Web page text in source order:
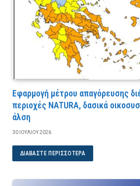
Εφαρμογή μέτρου απαγόρευσης
περιοχές NATURA, δασικά
άλση
30 ΙΟΥΛΊΟΥ 2026
ΔΙΑΒΆΣΤΕ ΠΕΡΙΣΣΌΤΕΡΑ